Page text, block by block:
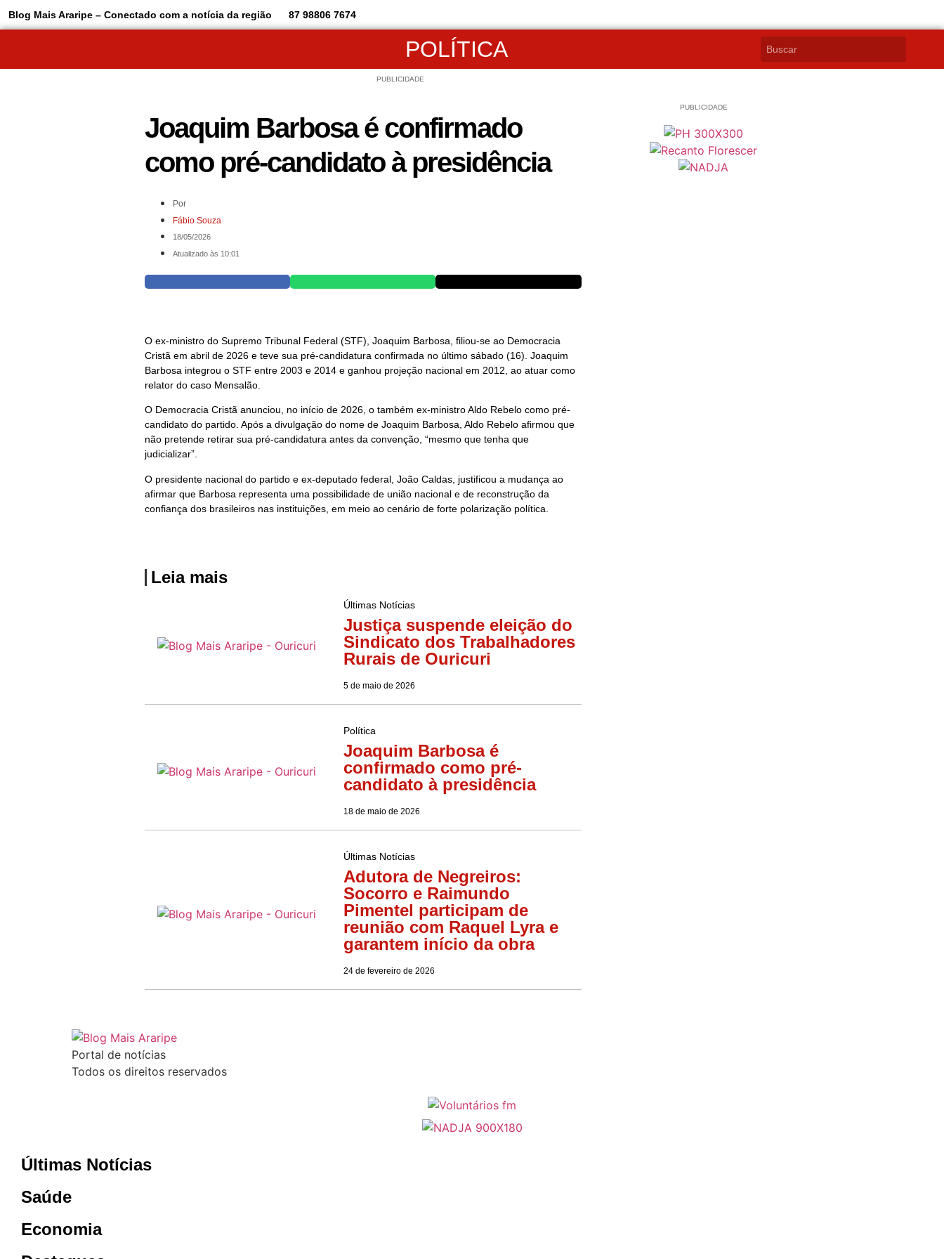
Blog Mais Araripe – Conectado com a notícia da região 87 98806 7674
POLÍTICA
PUBLICIDADE
Joaquim Barbosa é confirmado
como pré-candidato à presidência
Por
Fábio Souza
18/05/2026
Atualizado às 10:01
O ex-ministro do Supremo Tribunal Federal (STF), Joaquim Barbosa, filiou-se ao Democracia
Cristã em abril de 2026 e teve sua pré-candidatura confirmada no último sábado (16). Joaquim
Barbosa integrou o STF entre 2003 e 2014 e ganhou projeção nacional em 2012, ao atuar como
relator do caso Mensalão.
O Democracia Cristã anunciou, no início de 2026, o também ex-ministro Aldo Rebelo como pré-
candidato do partido. Após a divulgação do nome de Joaquim Barbosa, Aldo Rebelo afirmou que
não pretende retirar sua pré-candidatura antes da convenção, “mesmo que tenha que
judicializar”.
O presidente nacional do partido e ex-deputado federal, João Caldas, justificou a mudança ao
afirmar que Barbosa representa uma possibilidade de união nacional e de reconstrução da
confiança dos brasileiros nas instituições, em meio ao cenário de forte polarização política.
Leia mais
Últimas Notícias
Justiça suspende eleição do
Sindicato dos Trabalhadores
Rurais de Ouricuri
5 de maio de 2026
Política
Joaquim Barbosa é
confirmado como pré-
candidato à presidência
18 de maio de 2026
Últimas Notícias
Adutora de Negreiros:
Socorro e Raimundo
Pimentel participam de
reunião com Raquel Lyra e
garantem início da obra
24 de fevereiro de 2026
PUBLICIDADE
Portal de notícias
Todos os direitos reservados
Últimas Notícias
Saúde
Economia